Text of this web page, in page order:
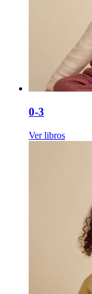
0-3
Ver libros